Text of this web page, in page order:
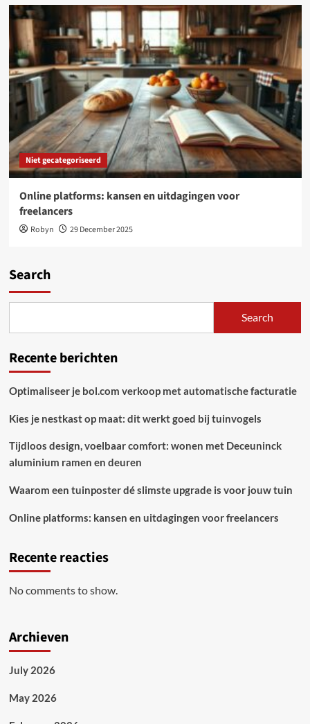
Niet gecategoriseerd
Online platforms: kansen en uitdagingen voor
freelancers
Robyn 29 December 2025
Search
Search
Recente berichten
Optimaliseer je bol.com verkoop met automatische facturatie
Kies je nestkast op maat: dit werkt goed bij tuinvogels
Tijdloos design, voelbaar comfort: wonen met Deceuninck
aluminium ramen en deuren
Waarom een tuinposter dé slimste upgrade is voor jouw tuin
Online platforms: kansen en uitdagingen voor freelancers
Recente reacties
No comments to show.
Archieven
July 2026
May 2026